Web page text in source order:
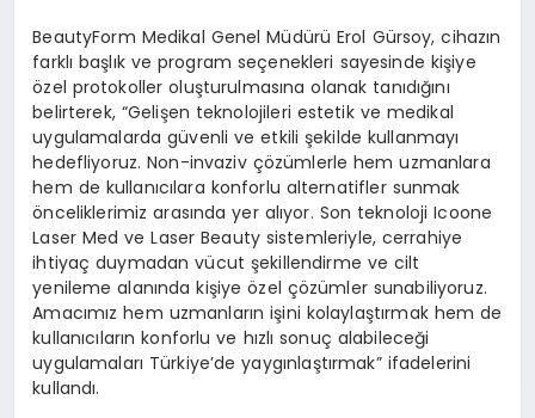
BeautyForm Medikal Genel Müdürü Erol Gürsoy, cihazın
farklı başlık ve program seçenekleri sayesinde kişiye
özel protokoller oluşturulmasına olanak tanıdığını
belirterek, “Gelişen teknolojileri estetik ve medikal
uygulamalarda güvenli ve etkili şekilde kullanmayı
hedefliyoruz. Non-invaziv çözümlerle hem uzmanlara
hem de kullanıcılara konforlu alternatifler sunmak
önceliklerimiz arasında yer alıyor. Son teknoloji Icoone
Laser Med ve Laser Beauty sistemleriyle, cerrahiye
ihtiyaç duymadan vücut şekillendirme ve cilt
yenileme alanında kişiye özel çözümler sunabiliyoruz.
Amacımız hem uzmanların işini kolaylaştırmak hem de
kullanıcıların konforlu ve hızlı sonuç alabileceği
uygulamaları Türkiye’de yaygınlaştırmak” ifadelerini
kullandı.